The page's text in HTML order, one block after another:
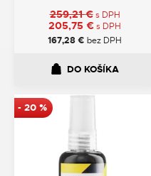
259,21€ s DPH
205,75 €s DPH
167,28€ bez DPH
DO KOŠÍKA
- 20%